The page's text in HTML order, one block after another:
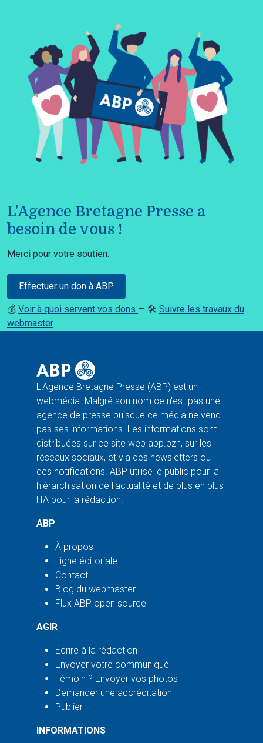
L'Agence Bretagne Presse a
besoin de vous !
Merci pour votre soutien.
Effectuer un don à ABP
💰 Voir à quoi servent vos dons — 🛠️ Suivre les travaux du
webmaster
L'Agence Bretagne Presse (ABP) est un
webmédia. Malgré son nom ce n'est pas une
agence de presse puisque ce média ne vend
pas ses informations. Les informations sont
distribuées sur ce site web abp.bzh, sur les
réseaux sociaux, et via des newsletters ou
des notifications. ABP utilise le public pour la
hiérarchisation de l'actualité et de plus en plus
l'IA pour la rédaction.
ABP
À propos
Ligne éditoriale
Contact
Blog du webmaster
Flux ABP open source
AGIR
Écrire à la rédaction
Envoyer votre communiqué
Témoin ? Envoyer vos photos
Demander une accréditation
Publier
INFORMATIONS